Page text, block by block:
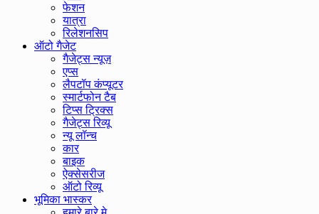
फेशन
यात्रा
रिलेशनसिप
ऑटो गैजेट
गैजेट्स न्यूज़
एप्स
लैपटॉप कंप्यूटर
स्मार्टफोन टैब
टिप्स ट्रिक्स
गैजेट्स रिव्यू
न्यू लॉन्च
कार
बाइक
ऐक्सेसरीज
ऑटो रिव्यू
भूमिका भास्कर